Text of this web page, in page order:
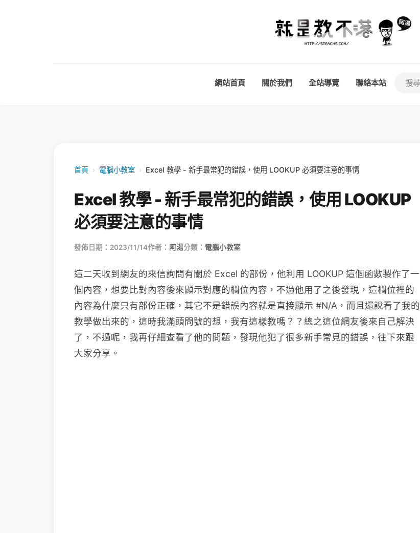
網站首頁 關於我們 全站導覽 聯絡本站
首頁 › 電腦小教室 › Excel 教學 - 新手最常犯的錯誤，使用 LOOKUP 必須要注意的事情
Excel 教學 - 新手最常犯的錯誤，使用 LOOKUP
必須要注意的事情
發佈日期：2023/11/14作者： 阿湯分類： 電腦小教室
這二天收到網友的來信詢問有關於 Excel 的部份，他利用 LOOKUP 這個函數製作了一
個內容，想要比對內容後來顯示對應的欄位內容，不過他用了之後發現，這欄位裡的
內容為什麼只有部份正確，其它不是錯誤內容就是直接顯示 #N/A，而且還說看了我的
教學做出來的，這時我滿頭問號的想，我有這樣教嗎？？總之這位網友後來自己解決
了，不過呢，我再仔細查看了他的問題，發現他犯了很多新手常見的錯誤，往下來跟
大家分享。